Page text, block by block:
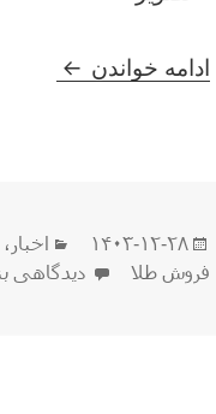
ادامه خواندن
ارسال
شده
۱۴۰۳-۱۲-۲۸ اخبار ،
فروش طلا
برای
دیدگاهی